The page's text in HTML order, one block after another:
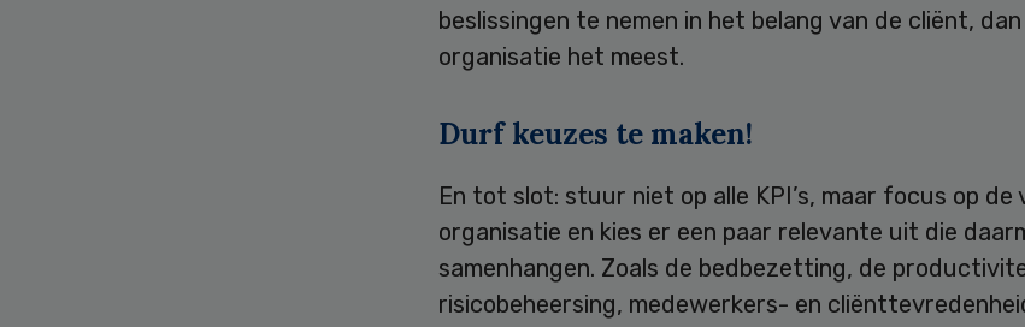
beslissingen te nemen in het belang van de cliënt,
organisatie het meest.
Durf keuzes te maken!
En tot slot: stuur niet op alle KPI’s, maar focus op de
organisatie en kies er een paar relevante uit die
samenhangen. Zoals de bedbezetting, de
risicobeheersing, medewerkers- en